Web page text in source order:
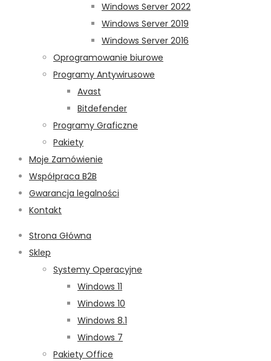
Windows Server 2022
Windows Server 2019
Windows Server 2016
Oprogramowanie biurowe
Programy Antywirusowe
Avast
Bitdefender
Programy Graficzne
Pakiety
Moje Zamówienie
Współpraca B2B
Gwarancja legalności
Kontakt
Strona Główna
Sklep
Systemy Operacyjne
Windows 11
Windows 10
Windows 8.1
Windows 7
Pakiety Office